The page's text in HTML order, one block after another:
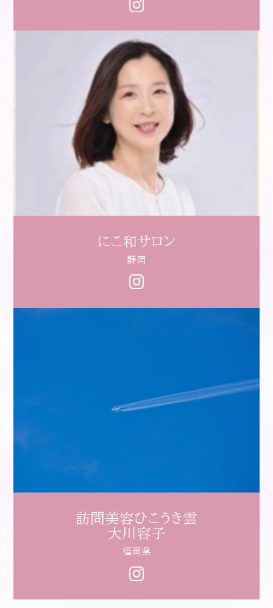
にこ和サロン
静岡
訪問美容ひこうき雲
大川容子
福岡県